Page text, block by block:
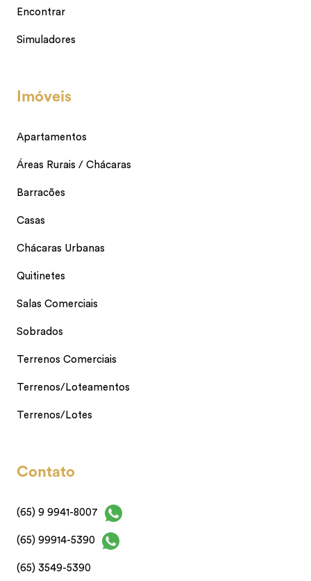
Encontrar
Simuladores
Imóveis
Apartamentos
Áreas Rurais / Chácaras
Barracões
Casas
Chácaras Urbanas
Quitinetes
Salas Comerciais
Sobrados
Terrenos Comerciais
Terrenos/Loteamentos
Terrenos/Lotes
Contato
(65) 9 9941-8007
(65) 99914-5390
(65) 3549-5390